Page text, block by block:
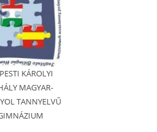
KÁROLYI
MAGYAR-
TANNYELVŰ